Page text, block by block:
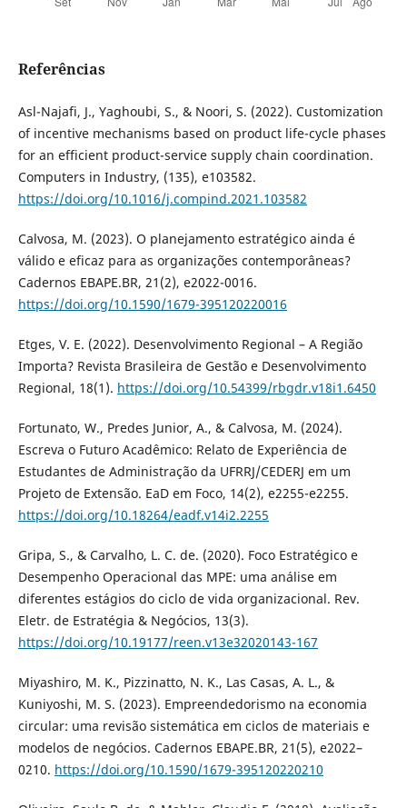
Referências
Asl-Najafi, J., Yaghoubi, S., & Noori, S. (2022). Customization
of incentive mechanisms based on product life-cycle phases
for an efficient product-service supply chain coordination.
Computers in Industry, (135), e103582.
https://doi.org/10.1016/j.compind.2021.103582
Calvosa, M. (2023). O planejamento estratégico ainda é
válido e eficaz para as organizações contemporâneas?
Cadernos EBAPE.BR, 21(2), e2022-0016.
https://doi.org/10.1590/1679-395120220016
Etges, V. E. (2022). Desenvolvimento Regional – A Região
Importa? Revista Brasileira de Gestão e Desenvolvimento
Regional, 18(1). https://doi.org/10.54399/rbgdr.v18i1.6450
Fortunato, W., Predes Junior, A., & Calvosa, M. (2024).
Escreva o Futuro Acadêmico: Relato de Experiência de
Estudantes de Administração da UFRRJ/CEDERJ em um
Projeto de Extensão. EaD em Foco, 14(2), e2255-e2255.
https://doi.org/10.18264/eadf.v14i2.2255
Gripa, S., & Carvalho, L. C. de. (2020). Foco Estratégico e
Desempenho Operacional das MPE: uma análise em
diferentes estágios do ciclo de vida organizacional. Rev.
Eletr. de Estratégia & Negócios, 13(3).
https://doi.org/10.19177/reen.v13e32020143-167
Miyashiro, M. K., Pizzinatto, N. K., Las Casas, A. L., &
Kuniyoshi, M. S. (2023). Empreendedorismo na economia
circular: uma revisão sistemática em ciclos de materiais e
modelos de negócios. Cadernos EBAPE.BR, 21(5), e2022–
0210. https://doi.org/10.1590/1679-395120220210